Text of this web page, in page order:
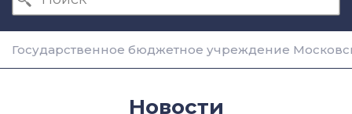
Государственное бюджетное учреждение
Новости